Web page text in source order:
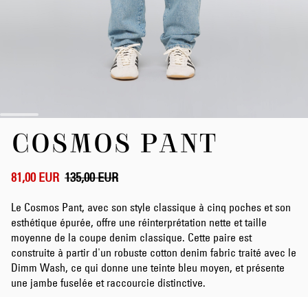
images
gallery
COSMOS PANT
81,00 EUR 135,00 EUR
Le Cosmos Pant, avec son style classique à cinq poches et son
esthétique épurée, offre une réinterprétation nette et taille
moyenne de la coupe denim classique. Cette paire est
construite à partir d'un robuste cotton denim fabric traité avec le
Dimm Wash, ce qui donne une teinte bleu moyen, et présente
une jambe fuselée et raccourcie distinctive.